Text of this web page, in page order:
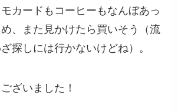
カードもコーヒーもなんぼあっ
、また見かけたら買いそう（流
探しには行かないけどね）。
ざいました！